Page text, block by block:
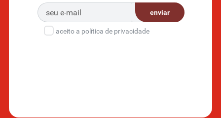
enviar
aceito a política de privacidade